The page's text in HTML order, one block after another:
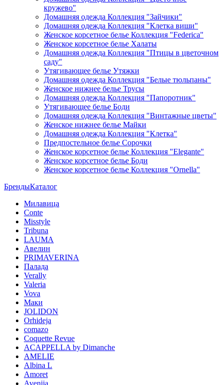
кружево"
Домашняя одежда Коллекция "Зайчики"
Домашняя одежда Коллекция "Клетка виши"
Женское корсетное белье Коллекция "Federica"
Женское корсетное белье Халаты
Домашняя одежда Коллекция "Птицы в цветочном
саду"
Утягивающее белье Утяжки
Домашняя одежда Коллекция "Белые тюльпаны"
Женское нижнее белье Трусы
Домашняя одежда Коллекция "Папоротник"
Утягивающее белье Боди
Домашняя одежда Коллекция "Винтажные цветы"
Женское нижнее белье Майки
Домашняя одежда Коллекция "Клетка"
Предпостельное белье Сорочки
Женское корсетное белье Коллекция "Elegante"
Женское корсетное белье Боди
Женское корсетное белье Коллекция "Ornella"
БрендыКаталог
Милавица
Conte
Misstyle
Tribuna
LAUMA
Авелин
PRIMAVERINA
Палада
Verally
Valeria
Vova
Маки
JOLIDON
Orhideja
comazo
Coquette Revue
ACAPPELLA by Dimanche
AMELIE
Albina L
Amoret
Avenija